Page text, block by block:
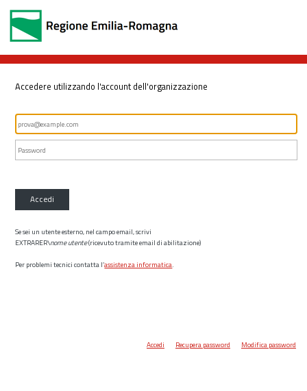
Accedere utilizzando l'account dell'organizzazione
Accedi
Se sei un utente esterno, nel campo email, scrivi
EXTRARER\nome utente(ricevuto tramite email di abilitazione)
Per problemi tecnici contatta l’assistenza informatica.
Accedi Recupera password Modifica password